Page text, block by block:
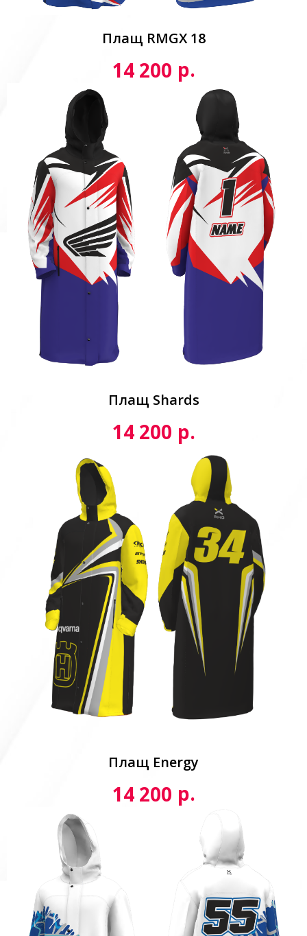
Плащ RMGX 18
14 200 р.
Плащ Shards
14 200 р.
Плащ Energy
14 200 р.